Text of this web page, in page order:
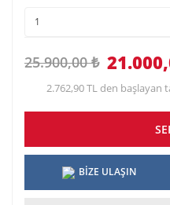
25.900,00 ₺
2.762,90 TL den başlayan
BİZE ULAŞIN